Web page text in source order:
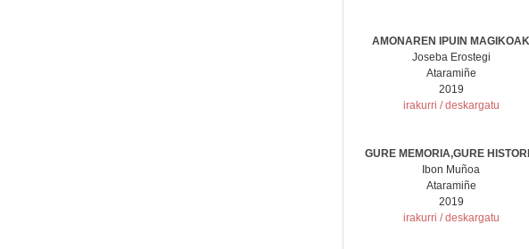
AMONAREN IPUIN MAGIKOAK
Joseba Erostegi
Ataramiñe
2019
irakurri / deskargatu
GURE MEMORIA,GURE
Ibon Muñoa
Ataramiñe
2019
irakurri / deskargatu